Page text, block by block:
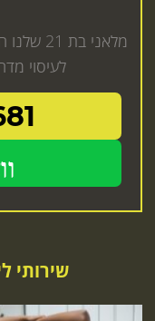
מלאני
לעיסוי
שירותי